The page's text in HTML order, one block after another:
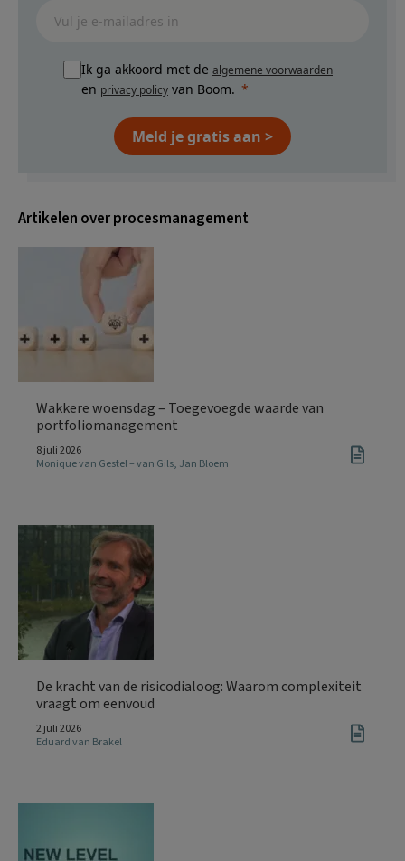
Ik ga akkoord met de algemene voorwaarden
en privacy policy van Boom.
Meld je gratis aan >
Artikelen over procesmanagement
Wakkere woensdag – Toegevoegde waarde van
portfoliomanagement
8 juli 2026
Monique van Gestel – van Gils, Jan Bloem
De kracht van de risicodialoog: Waarom complexiteit
vraagt om eenvoud
2 juli 2026
Eduard van Brakel